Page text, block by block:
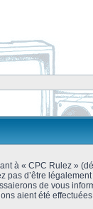
à « CPC Rulez »
pas d’être
de vous
aient été